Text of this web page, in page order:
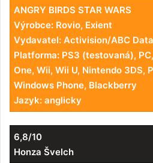
ANGRY BIRDS STAR WARS
Výrobce: Rovio, Exient
Vydavatel: Activision/ABC Data
Platforma: PS3 (testovaná),
One, Wii, Wii U, Nintendo 3DS,
Windows Phone, Blackberry
Jazyk: anglicky
6,8/10
Honza Švelch